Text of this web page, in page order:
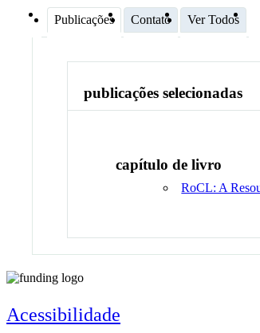
Publicações Contato Ver Todos
publicações selecionadas
capítulo de livro
RoCL: A
Acessibilidade